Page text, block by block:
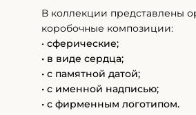
В коллекции представлены
коробочные композиции:
• сферические;
• в виде сердца;
• с памятной датой;
• с именной надписью;
• с фирменным логотипом.